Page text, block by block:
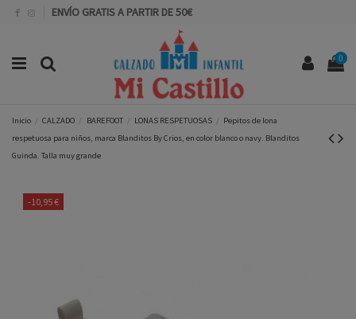
ENVÍO GRATIS A PARTIR DE 50€
0
Inicio CALZADO BAREFOOT LONAS RESPETUOSAS
Pepitos de lona
respetuosa para niños, marca Blanditos By Crios, en color blanco o navy. Blanditos
Guinda. Talla muy grande
-10,95 €